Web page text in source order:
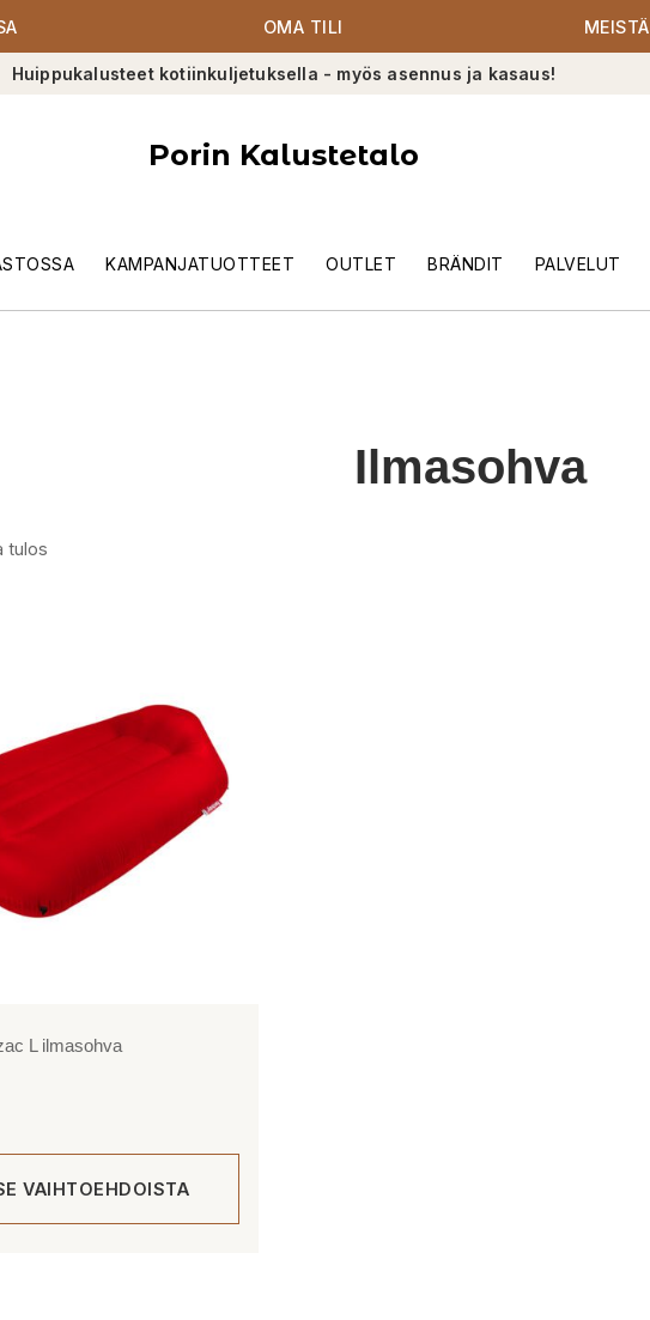
OMA TILI MEISTÄ
Huippukalusteet kotiinkuljetuksella - myös asennus ja kasaus!
Porin Kalustetalo
KAMPANJATUOTTEET OUTLET BRÄNDIT PALVELUT
Ilmasohva
tulos
L ilmasohva
VAIHTOEHDOISTA